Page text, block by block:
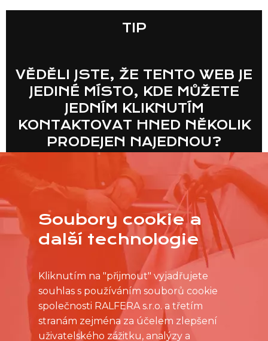
TIP
VĚDĚLI JSTE, ŽE TENTO WEB JE
JEDINÉ MÍSTO, KDE MŮŽETE
JEDNÍM KLIKNUTÍM
KONTAKTOVAT HNED NĚKOLIK
PRODEJEN NAJEDNOU?
Soubory cookie a
další technologie
Kliknutím na "přijmout" vyjadřujete
souhlas s používáním souborů cookie
společnosti RALFERA s.r.o. a třetím
stranám zejména za účelem zlepšení
uživatelského zážitku, analýzy a